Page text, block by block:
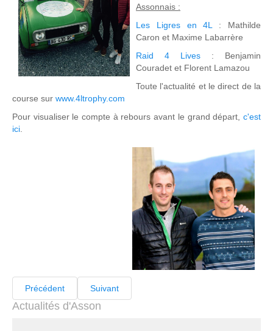
Assonnais :
Les Ligres en 4L
: Mathilde
Caron et Maxime Labarrère
Raid 4 Lives : Benjamin
Couradet et Florent Lamazou
Toute l'actualité et le direct de la
course sur www.4ltrophy.com
Pour visualiser le compte à rebours avant le grand départ, c'est
ici
Précédent Suivant
Actualités d'Asson